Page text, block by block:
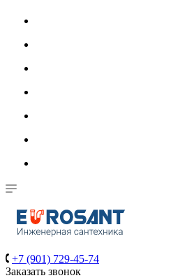
+7 (901) 729-45-74
Заказать звонок